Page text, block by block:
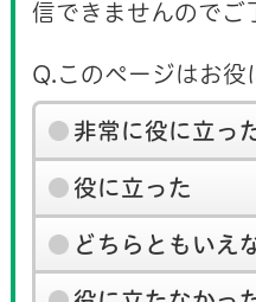
信できませんのでご
Q.このページはお役
非常に役に立っ
役に立った
どちらともいえ